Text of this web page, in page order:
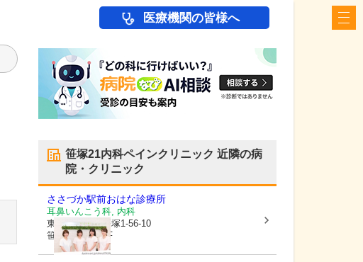
医療機関の皆様へ
笹塚21内科ペインクリニック 近隣の病
院・クリニック
ささづか駅前おはな診療所
耳鼻いんこう科, 内科
東京都渋谷区笹塚1-56-10
笹塚総栄ビル2F